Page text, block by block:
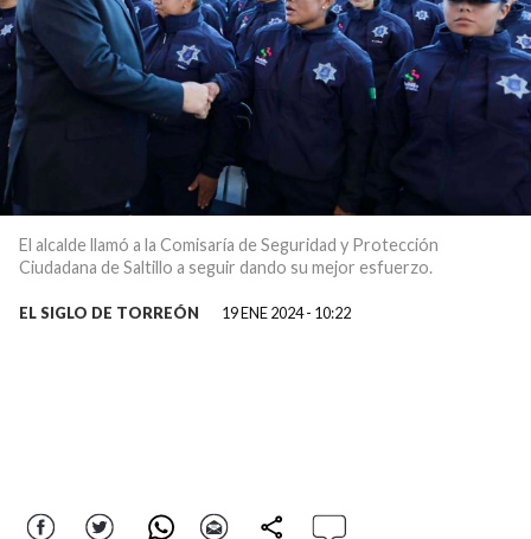
El alcalde llamó a la Comisaría de Seguridad y Protección
Ciudadana de Saltillo a seguir dando su mejor esfuerzo.
EL SIGLO DE TORREÓN 19 ENE 2024 - 10:22
Facebook Twitter WhatsApp Correo comparte